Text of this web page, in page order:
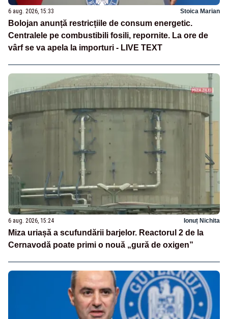
6 aug. 2026, 15:33 Stoica Marian
Bolojan anunță restricțiile de consum energetic.
Centralele pe combustibili fosili, repornite. La ore de
vârf se va apela la importuri - LIVE TEXT
6 aug. 2026, 15:24 Ionuț Nichita
Miza uriașă a scufundării barjelor. Reactorul 2 de la
Cernavodă poate primi o nouă „gură de oxigen”